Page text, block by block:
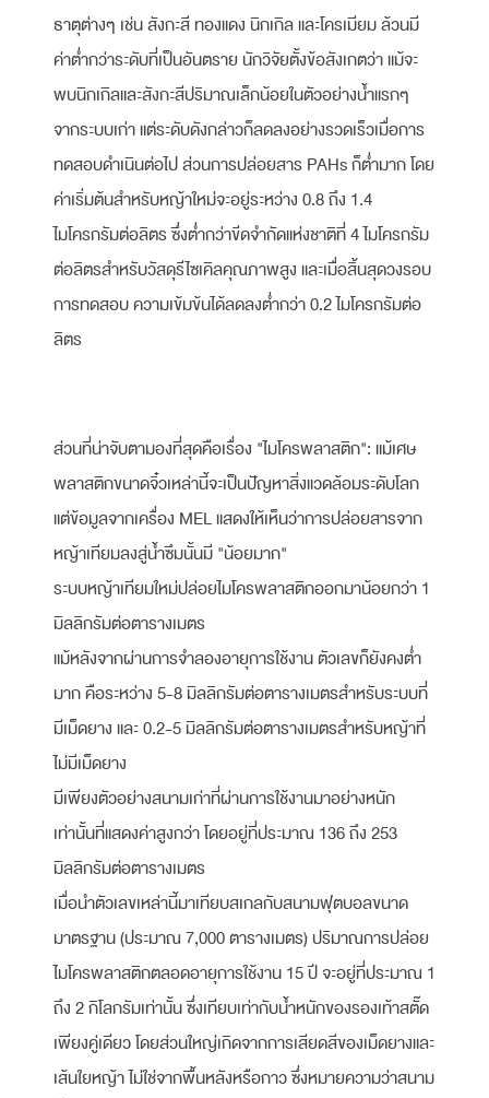
ธาตุต่างๆ เช่น สังกะสี ทองแดง นิกเกิล และโครเมียม ล้วนมี
ค่าต่ำกว่าระดับที่เป็นอันตราย นักวิจัยตั้งข้อสังเกตว่า แม้จะ
พบนิกเกิลและสังกะสีปริมาณเล็กน้อยในตัวอย่างน้ำแรกๆ
จากระบบเก่า แต่ระดับดังกล่าวก็ลดลงอย่างรวดเร็วเมื่อการ
ทดสอบดำเนินต่อไป ส่วนการปล่อยสาร PAHs ก็ต่ำมาก โดย
ค่าเริ่มต้นสำหรับหญ้าใหม่จะอยู่ระหว่าง 0.8 ถึง 1.4
ไมโครกรัมต่อลิตร ซึ่งต่ำกว่าขีดจำกัดแห่งชาติที่ 4 ไมโครกรัม
ต่อลิตรสำหรับวัสดุรีไซเคิลคุณภาพสูง และเมื่อสิ้นสุดวงรอบ
การทดสอบ ความเข้มข้นได้ลดลงต่ำกว่า 0.2 ไมโครกรัมต่อ
ลิตร
ส่วนที่น่าจับตามองที่สุดคือเรื่อง "ไมโครพลาสติก": แม้เศษ
พลาสติกขนาดจิ๋วเหล่านี้จะเป็นปัญหาสิ่งแวดล้อมระดับโลก
แต่ข้อมูลจากเครื่อง MEL แสดงให้เห็นว่าการปล่อยสารจาก
หญ้าเทียมลงสู่น้ำซึมนั้นมี "น้อยมาก"
ระบบหญ้าเทียมใหม่ปล่อยไมโครพลาสติกออกมาน้อยกว่า 1
มิลลิกรัมต่อตารางเมตร
แม้หลังจากผ่านการจำลองอายุการใช้งาน ตัวเลขก็ยังคงต่ำ
มาก คือระหว่าง 5-8 มิลลิกรัมต่อตารางเมตรสำหรับระบบที่
มีเม็ดยาง และ 0.2-5 มิลลิกรัมต่อตารางเมตรสำหรับหญ้าที่
ไม่มีเม็ดยาง
มีเพียงตัวอย่างสนามเก่าที่ผ่านการใช้งานมาอย่างหนัก
เท่านั้นที่แสดงค่าสูงกว่า โดยอยู่ที่ประมาณ 136 ถึง 253
มิลลิกรัมต่อตารางเมตร
เมื่อนำตัวเลขเหล่านี้มาเทียบสเกลกับสนามฟุตบอลขนาด
มาตรฐาน (ประมาณ 7,000 ตารางเมตร) ปริมาณการปล่อย
ไมโครพลาสติกตลอดอายุการใช้งาน 15 ปี จะอยู่ที่ประมาณ 1
ถึง 2 กิโลกรัมเท่านั้น ซึ่งเทียบเท่ากับน้ำหนักของรองเท้าสตั๊ด
เพียงคู่เดียว โดยส่วนใหญ่เกิดจากการเสียดสีของเม็ดยางและ
เส้นใยหญ้า ไม่ใช่จากพื้นหลังหรือกาว ซึ่งหมายความว่าสนาม